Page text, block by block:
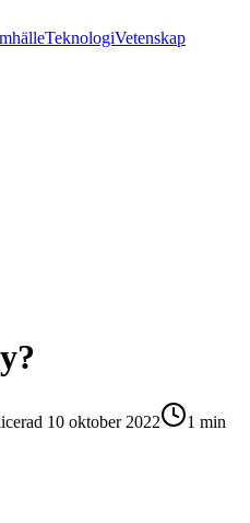
TeknologiVetenskap
10 oktober 2022
1 min